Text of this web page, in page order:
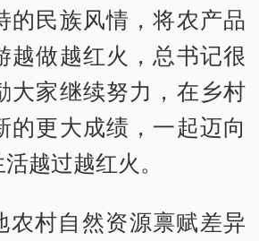
的民族风情，将农产品
越做越红火，总书记很
大家继续努力，在乡村
的更大成绩，一起迈向
越过越红火。
农村自然资源禀赋差异